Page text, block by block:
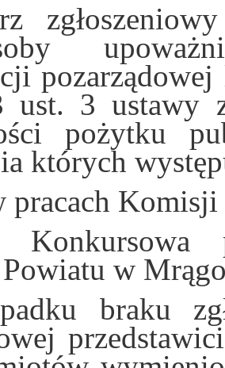
ust. 3 ustawy
pożytku
których
pracach
Konkursowa
w
braku